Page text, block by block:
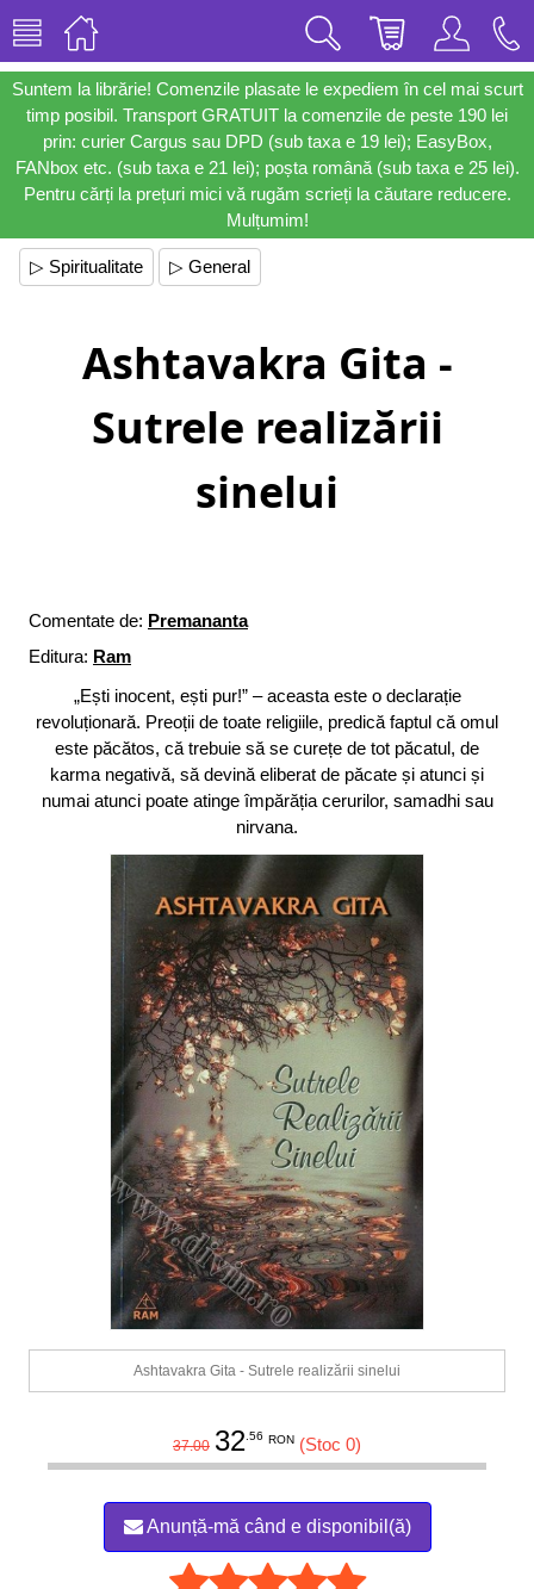
Suntem la librărie! Comenzile plasate le expediem în cel mai scurt
timp posibil. Transport GRATUIT la comenzile de peste 190 lei
prin: curier Cargus sau DPD (sub taxa e 19 lei); EasyBox,
FANbox etc. (sub taxa e 21 lei); poșta română (sub taxa e 25 lei).
Pentru cărți la prețuri mici vă rugăm scrieți la căutare reducere.
Mulțumim!
▷ Spiritualitate ▷ General
Ashtavakra Gita -
Sutrele realizării
sinelui
Comentate de: Premananta
Editura: Ram
„Ești inocent, ești pur!” – aceasta este o declarație
revoluționară. Preoții de toate religiile, predică faptul că omul
este păcătos, că trebuie să se curețe de tot păcatul, de
karma negativă, să devină eliberat de păcate și atunci și
numai atunci poate atinge împărăția cerurilor, samadhi sau
nirvana.
Ashtavakra Gita - Sutrele realizării sinelui
37.00 32.56 RON (Stoc 0)
Anunță-mă când e disponibil(ă)